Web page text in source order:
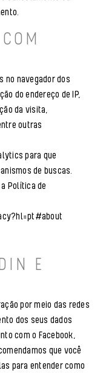
no navegador dos
do endereço de IP,
da visita,
outras
para que
de buscas.
Política de
E
por meio das redes
dos seus dados
com o Facebook,
que você
para entender como